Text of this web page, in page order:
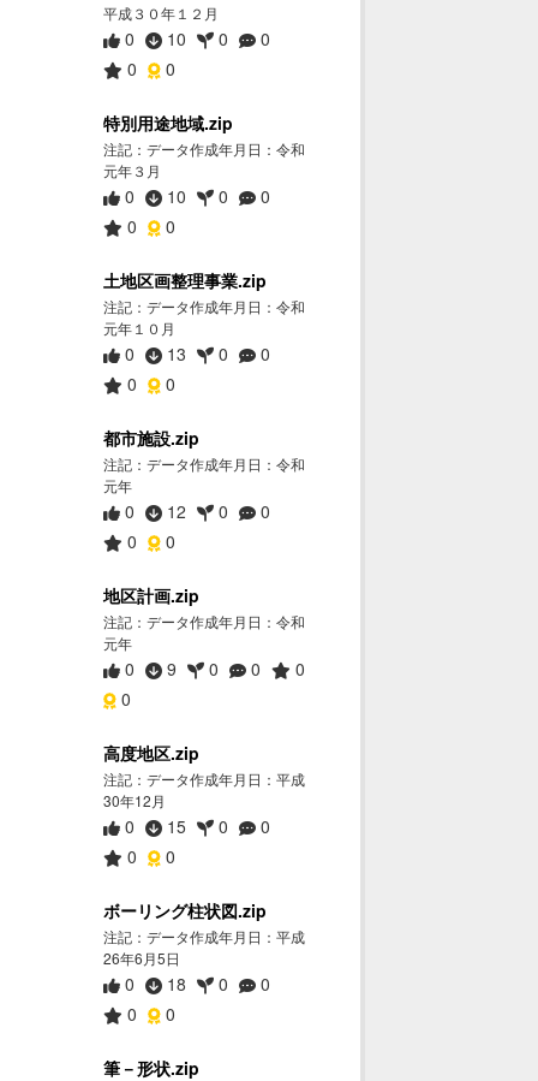
平成３０年１２月
0 10 0
0
0
0
特別用途地域.zip
注記：データ作成年月日：令和
元年３月
0 10 0
0
0
0
土地区画整理事業.zip
注記：データ作成年月日：令和
元年１０月
0 13 0
0
0
0
都市施設.zip
注記：データ作成年月日：令和
元年
0 12 0
0
0
0
地区計画.zip
注記：データ作成年月日：令和
元年
0 9 0 0
0
0
高度地区.zip
注記：データ作成年月日：平成
30年12月
0 15 0
0
0
0
ボーリング柱状図.zip
注記：データ作成年月日：平成
26年6月5日
0 18 0
0
0
0
筆－形状.zip